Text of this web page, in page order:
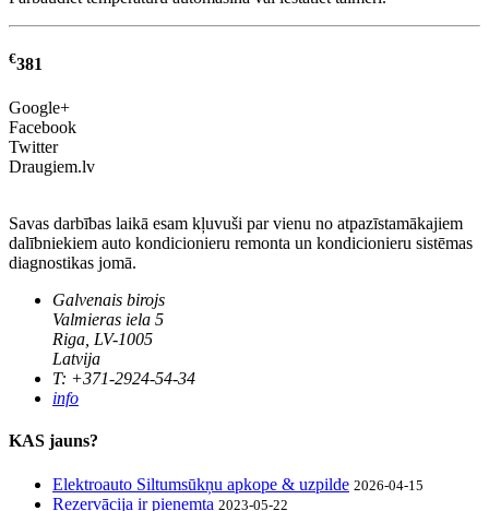
€381
Google+
Facebook
Twitter
Draugiem.lv
Savas darbības laikā esam kļuvuši par vienu no atpazīstamākajiem
dalībniekiem auto kondicionieru remonta un kondicionieru sistēmas
diagnostikas jomā.
Galvenais birojs
Valmieras iela 5
Riga, LV-1005
Latvija
T: +371-2924-54-34
info
KAS jauns?
Elektroauto Siltumsūkņu apkope & uzpilde 2026-04-15
Rezervācija ir pieņemta 2023-05-22